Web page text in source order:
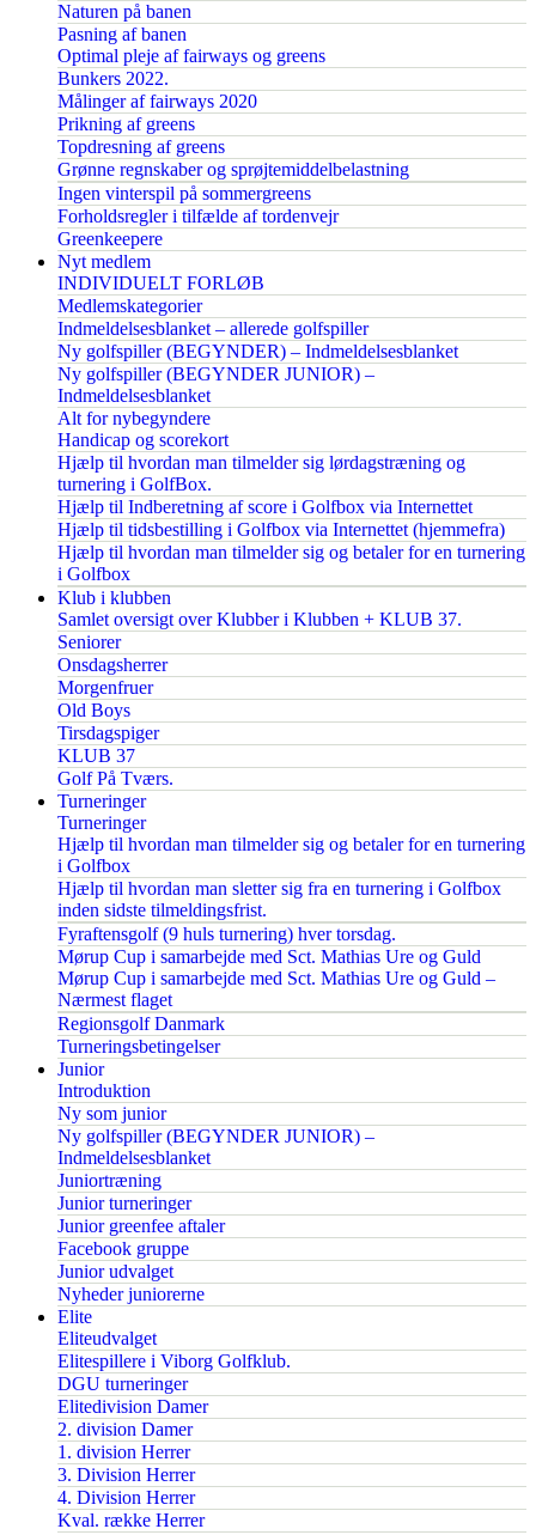
Naturen på banen
Pasning af banen
Optimal pleje af fairways og greens
Bunkers 2022.
Målinger af fairways 2020
Prikning af greens
Topdresning af greens
Grønne regnskaber og sprøjtemiddelbelastning
Ingen vinterspil på sommergreens
Forholdsregler i tilfælde af tordenvejr
Greenkeepere
Nyt medlem
INDIVIDUELT FORLØB
Medlemskategorier
Indmeldelsesblanket – allerede golfspiller
Ny golfspiller (BEGYNDER) – Indmeldelsesblanket
Ny golfspiller (BEGYNDER JUNIOR) –
Indmeldelsesblanket
Alt for nybegyndere
Handicap og scorekort
Hjælp til hvordan man tilmelder sig lørdagstræning og
turnering i GolfBox.
Hjælp til Indberetning af score i Golfbox via Internettet
Hjælp til tidsbestilling i Golfbox via Internettet (hjemmefra)
Hjælp til hvordan man tilmelder sig og betaler for en turnering
i Golfbox
Klub i klubben
Samlet oversigt over Klubber i Klubben + KLUB 37.
Seniorer
Onsdagsherrer
Morgenfruer
Old Boys
Tirsdagspiger
KLUB 37
Golf På Tværs.
Turneringer
Turneringer
Hjælp til hvordan man tilmelder sig og betaler for en turnering
i Golfbox
Hjælp til hvordan man sletter sig fra en turnering i Golfbox
inden sidste tilmeldingsfrist.
Fyraftensgolf (9 huls turnering) hver torsdag.
Mørup Cup i samarbejde med Sct. Mathias Ure og Guld
Mørup Cup i samarbejde med Sct. Mathias Ure og Guld –
Nærmest flaget
Regionsgolf Danmark
Turneringsbetingelser
Junior
Introduktion
Ny som junior
Ny golfspiller (BEGYNDER JUNIOR) –
Indmeldelsesblanket
Juniortræning
Junior turneringer
Junior greenfee aftaler
Facebook gruppe
Junior udvalget
Nyheder juniorerne
Elite
Eliteudvalget
Elitespillere i Viborg Golfklub.
DGU turneringer
Elitedivision Damer
2. division Damer
1. division Herrer
3. Division Herrer
4. Division Herrer
Kval. række Herrer